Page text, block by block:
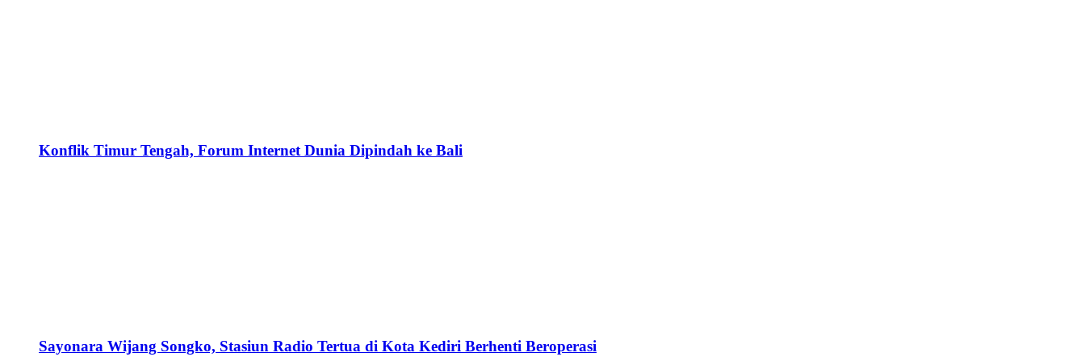
Konflik Timur Tengah, Forum Internet Dunia Dipindah ke Bali
Sayonara Wijang Songko, Stasiun Radio Tertua di Kota Kediri Berhenti Beroperasi